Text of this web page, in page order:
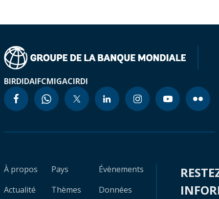
BIRDIDAIFCMIGACIRDI
À propos
Actualité
Pays
Thèmes
Évènements
Données